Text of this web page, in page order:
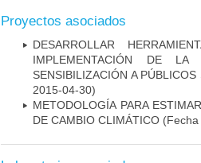
Proyectos asociados
DESARROLLAR
IMPLEMENTACIÓN DE LA
SENSIBILIZACIÓN A
2015-04-30)
METODOLOGÍA PARA
DE CAMBIO CLIMÁTICO